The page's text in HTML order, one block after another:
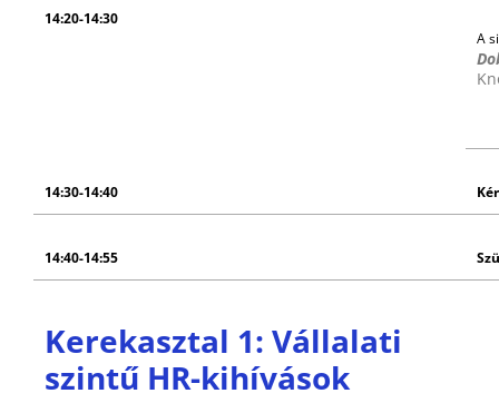
14:20-14:30
A
14:30-14:40
14:40-14:55
Kerekasztal 1: Vállalati
szintű HR-kihívások